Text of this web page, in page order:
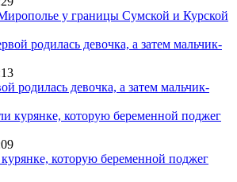
у границы Сумской и Курской
родилась девочка, а затем мальчик-
которую беременной поджег